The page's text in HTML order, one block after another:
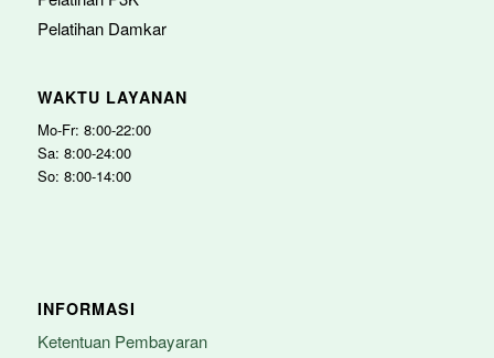
Pelatihan Damkar
WAKTU LAYANAN
Mo-Fr: 8:00-22:00
Sa: 8:00-24:00
So: 8:00-14:00
INFORMASI
Ketentuan Pembayaran